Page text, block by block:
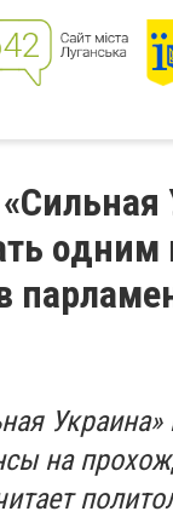
одним
Украина»
на